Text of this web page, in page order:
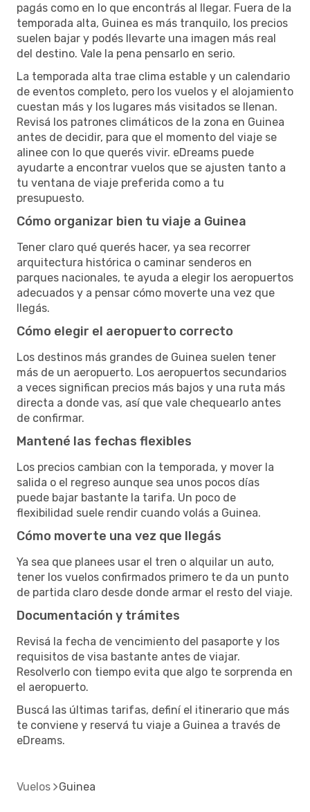
pagás como en lo que encontrás al llegar. Fuera de la
temporada alta, Guinea es más tranquilo, los precios
suelen bajar y podés llevarte una imagen más real
del destino. Vale la pena pensarlo en serio.
La temporada alta trae clima estable y un calendario
de eventos completo, pero los vuelos y el alojamiento
cuestan más y los lugares más visitados se llenan.
Revisá los patrones climáticos de la zona en Guinea
antes de decidir, para que el momento del viaje se
alinee con lo que querés vivir. eDreams puede
ayudarte a encontrar vuelos que se ajusten tanto a
tu ventana de viaje preferida como a tu
presupuesto.
Cómo organizar bien tu viaje a Guinea
Tener claro qué querés hacer, ya sea recorrer
arquitectura histórica o caminar senderos en
parques nacionales, te ayuda a elegir los aeropuertos
adecuados y a pensar cómo moverte una vez que
llegás.
Cómo elegir el aeropuerto correcto
Los destinos más grandes de Guinea suelen tener
más de un aeropuerto. Los aeropuertos secundarios
a veces significan precios más bajos y una ruta más
directa a donde vas, así que vale chequearlo antes
de confirmar.
Mantené las fechas flexibles
Los precios cambian con la temporada, y mover la
salida o el regreso aunque sea unos pocos días
puede bajar bastante la tarifa. Un poco de
flexibilidad suele rendir cuando volás a Guinea.
Cómo moverte una vez que llegás
Ya sea que planees usar el tren o alquilar un auto,
tener los vuelos confirmados primero te da un punto
de partida claro desde donde armar el resto del viaje.
Documentación y trámites
Revisá la fecha de vencimiento del pasaporte y los
requisitos de visa bastante antes de viajar.
Resolverlo con tiempo evita que algo te sorprenda en
el aeropuerto.
Buscá las últimas tarifas, definí el itinerario que más
te conviene y reservá tu viaje a Guinea a través de
eDreams.
Vuelos Guinea